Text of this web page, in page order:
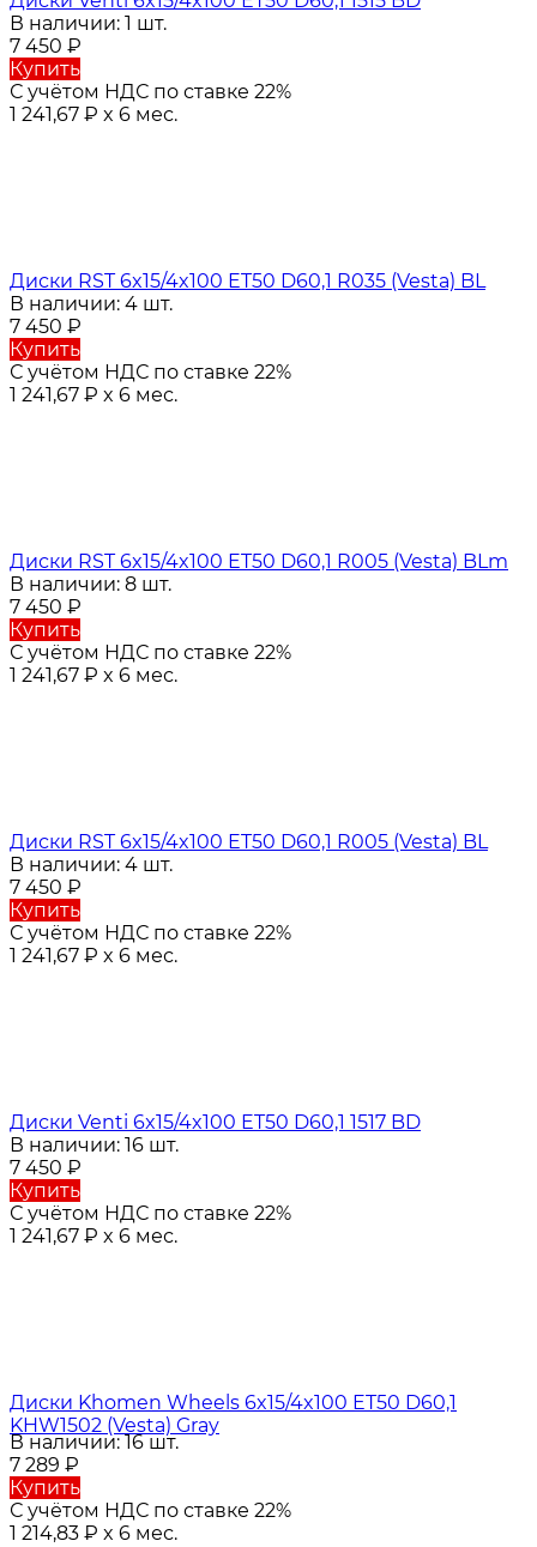
В наличии: 1 шт.
7 450 ₽
Купить
С учётом НДС по ставке 22%
1 241,67 ₽ x 6 мес.
Диски RST 6x15/4x100 ET50 D60,1 R035 (Vesta) BL
В наличии: 4 шт.
7 450 ₽
Купить
С учётом НДС по ставке 22%
1 241,67 ₽ x 6 мес.
Диски RST 6x15/4x100 ET50 D60,1 R005 (Vesta) BLm
В наличии: 8 шт.
7 450 ₽
Купить
С учётом НДС по ставке 22%
1 241,67 ₽ x 6 мес.
Диски RST 6x15/4x100 ET50 D60,1 R005 (Vesta) BL
В наличии: 4 шт.
7 450 ₽
Купить
С учётом НДС по ставке 22%
1 241,67 ₽ x 6 мес.
Диски Venti 6x15/4x100 ET50 D60,1 1517 BD
В наличии: 16 шт.
7 450 ₽
Купить
С учётом НДС по ставке 22%
1 241,67 ₽ x 6 мес.
Диски Khomen Wheels 6x15/4x100 ET50 D60,1
KHW1502 (Vesta) Gray
В наличии: 16 шт.
7 289 ₽
Купить
С учётом НДС по ставке 22%
1 214,83 ₽ x 6 мес.